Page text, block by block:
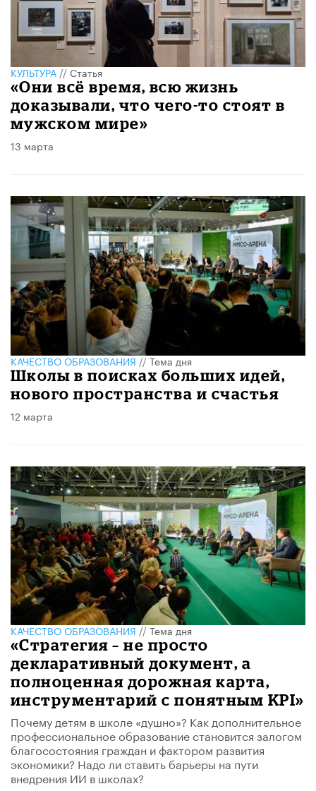
КУЛЬТУРА//Статья
«Они всё время, всю жизнь
доказывали, что чего-то стоят в
мужском мире»
13 марта
КАЧЕСТВО ОБРАЗОВАНИЯ//Тема дня
Школы в поисках больших идей,
нового пространства и счастья
12 марта
КАЧЕСТВО ОБРАЗОВАНИЯ//Тема дня
«Стратегия – не просто
декларативный документ, а
полноценная дорожная карта,
инструментарий с понятным KPI»
Почему детям в школе «душно»? Как дополнительное
профессиональное образование становится залогом
благосостояния граждан и фактором развития
экономики? Надо ли ставить барьеры на пути
внедрения ИИ в школах?